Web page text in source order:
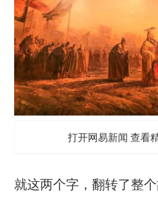
打开网易新闻 查看
就这两个字，翻转了整个